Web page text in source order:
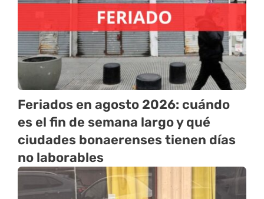
Feriados en agosto 2026: cuándo
es el fin de semana largo y qué
ciudades bonaerenses tienen días
no laborables